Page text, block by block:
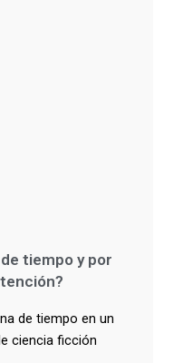
tiempo y por
de tiempo en un
ciencia ficción